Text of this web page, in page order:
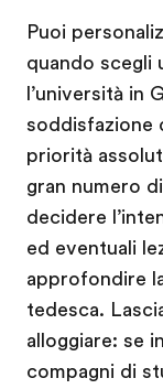
Puoi
quando scegli
l’università in
soddisfazione
priorità
gran numero
decidere
ed eventuali
approfondire
tedesca.
alloggiare: se
compagni di